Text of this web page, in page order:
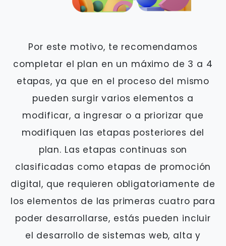
Por este motivo, te recomendamos
completar el plan en un máximo de 3 a 4
etapas, ya que en el proceso del mismo
pueden surgir varios elementos a
modificar, a ingresar o a priorizar que
modifiquen las etapas posteriores del
plan. Las etapas continuas son
clasificadas como etapas de promoción
digital, que requieren obligatoriamente de
los elementos de las primeras cuatro para
poder desarrollarse, estás pueden incluir
el desarrollo de sistemas web, alta y